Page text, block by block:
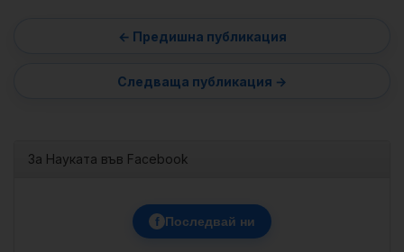
За Науката във Facebook
f Последвай ни